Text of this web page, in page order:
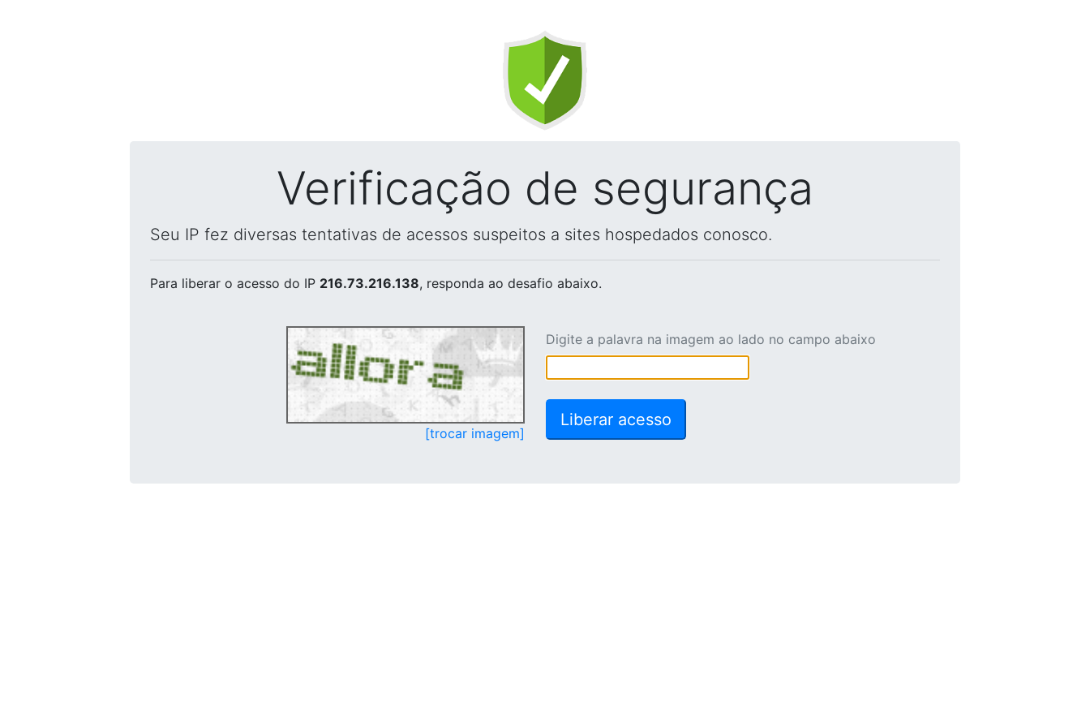
Verificação de segurança
Seu IP fez diversas tentativas de acessos suspeitos a sites hospedados conosco.
Para liberar o acesso do IP 216.73.216.138, responda ao desafio abaixo.
[trocar imagem]
Digite a palavra na imagem ao lado no campo abaixo